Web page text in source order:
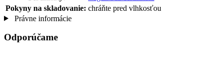
Pokyny na skladovanie: chráňte pred vlhkosťou
Právne informácie
Odporúčame